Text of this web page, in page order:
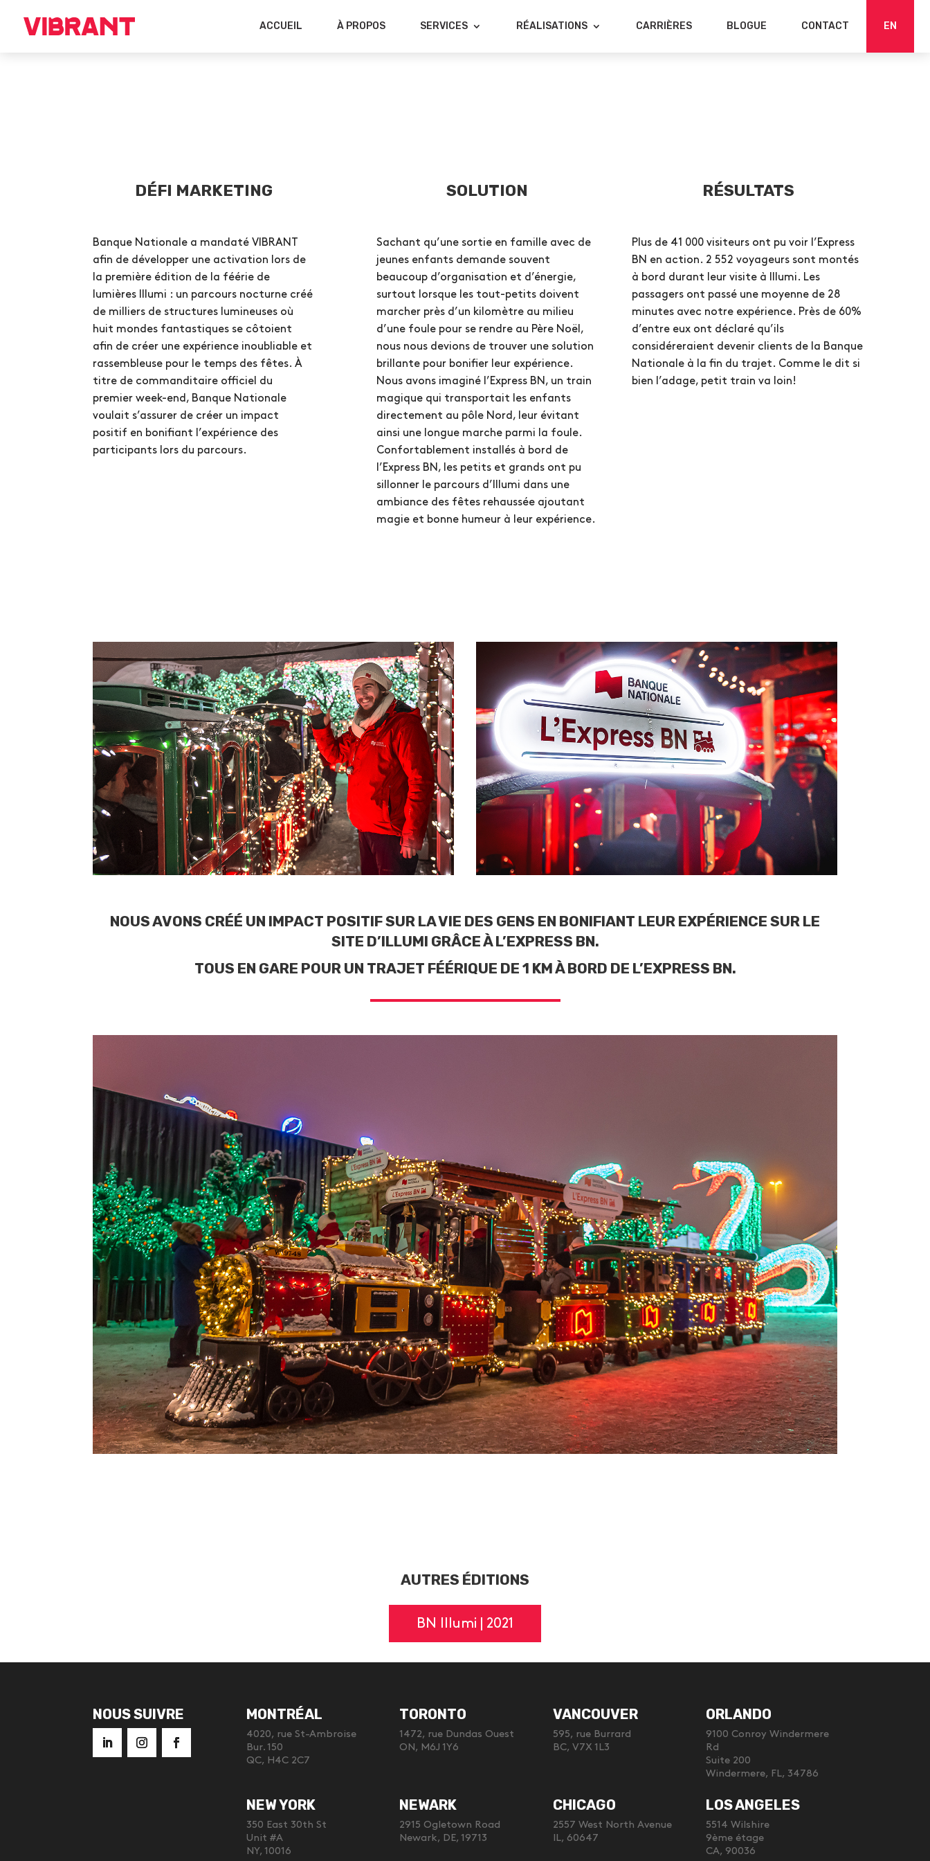
ACCUEIL À PROPOS SERVICES RÉALISATIONS CARRIÈRES BLOGUE CONTACT EN
DÉFI MARKETING
Banque Nationale a mandaté VIBRANT
afin de développer une activation lors de
la première édition de la féérie de
lumières Illumi : un parcours nocturne créé
de milliers de structures lumineuses où
huit mondes fantastiques se côtoient
afin de créer une expérience inoubliable et
rassembleuse pour le temps des fêtes. À
titre de commanditaire officiel du
premier week-end, Banque Nationale
voulait s’assurer de créer un impact
positif en bonifiant l’expérience des
participants lors du parcours.
SOLUTION
Sachant qu’une sortie en famille avec de
jeunes enfants demande souvent
beaucoup d’organisation et d’énergie,
surtout lorsque les tout-petits doivent
marcher près d’un kilomètre au milieu
d’une foule pour se rendre au Père Noël,
nous nous devions de trouver une solution
brillante pour bonifier leur expérience.
Nous avons imaginé l’Express BN, un train
magique qui transportait les enfants
directement au pôle Nord, leur évitant
ainsi une longue marche parmi la foule.
Confortablement installés à bord de
l’Express BN, les petits et grands ont pu
sillonner le parcours d’Illumi dans une
ambiance des fêtes rehaussée ajoutant
magie et bonne humeur à leur expérience.
RÉSULTATS
Plus de 41 000 visiteurs ont pu voir l’Express
BN en action. 2 552 voyageurs sont montés
à bord durant leur visite à Illumi. Les
passagers ont passé une moyenne de 28
minutes avec notre expérience. Près de 60%
d’entre eux ont déclaré qu’ils
considéreraient devenir clients de la Banque
Nationale à la fin du trajet. Comme le dit si
bien l’adage, petit train va loin!
NOUS AVONS CRÉÉ UN IMPACT POSITIFSUR LA VIE DES GENS EN BONIFIANT LEUR EXPÉRIENCE SUR LE
SITE D’ILLUMI GRÂCE À L’EXPRESS BN.
TOUS EN GARE POUR UN TRAJET FÉÉRIQUE DE 1 KM À BORD DE L’EXPRESS BN.
AUTRES ÉDITIONS
BN Illumi | 2021
NOUS SUIVRE MONTRÉAL
4020, rue St-Ambroise
Bur. 150
QC, H4C 2C7
TORONTO
1472, rue Dundas Ouest
ON, M6J 1Y6
VANCOUVER
595, rue Burrard
BC, V7X 1L3
ORLANDO
9100 Conroy Windermere
Rd
Suite 200
Windermere, FL, 34786
NEW YORK
350 East 30th St
Unit #A
NY, 10016
NEWARK
2915 Ogletown Road
Newark, DE, 19713
CHICAGO
2557 West North Avenue
IL, 60647
LOS ANGELES
5514 Wilshire
9ème étage
CA, 90036